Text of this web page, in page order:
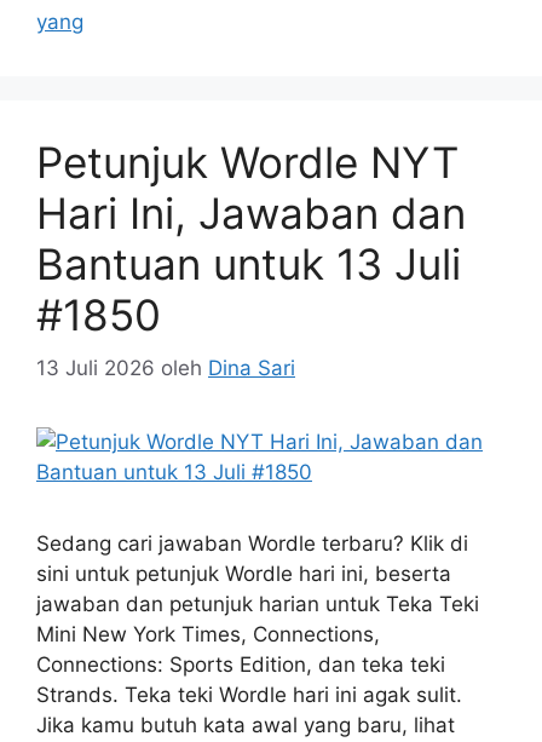
yang
Petunjuk Wordle NYT
Hari Ini, Jawaban dan
Bantuan untuk 13 Juli
#1850
13 Juli 2026 oleh Dina Sari
Sedang cari jawaban Wordle terbaru? Klik di
sini untuk petunjuk Wordle hari ini, beserta
jawaban dan petunjuk harian untuk Teka Teki
Mini New York Times, Connections,
Connections: Sports Edition, dan teka teki
Strands. Teka teki Wordle hari ini agak sulit.
Jika kamu butuh kata awal yang baru, lihat